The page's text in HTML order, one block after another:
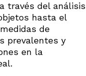
través del análisis
hasta el
de
prevalentes y
en la